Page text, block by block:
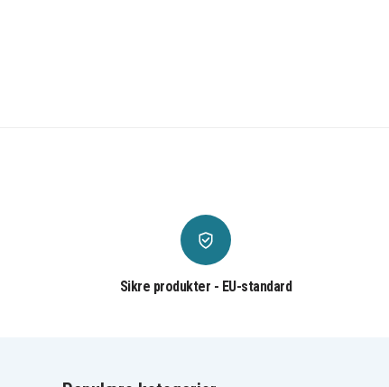
Sikre produkter - EU-standard